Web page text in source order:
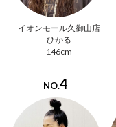
イオンモール久御山店
ひかる
146cm
NO.4